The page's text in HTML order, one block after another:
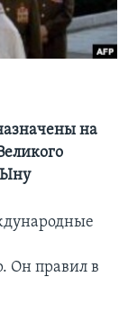
на
Ыну
Он правил в